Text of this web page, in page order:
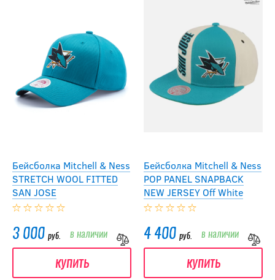
Бейсболка Mitchell & Ness
STRETCH WOOL FITTED
SAN JOSE
3 000 руб. в наличии
купить
Бейсболка Mitchell & Ness
POP PANEL SNAPBACK
NEW JERSEY Off White
4 400 руб. в наличии
купить